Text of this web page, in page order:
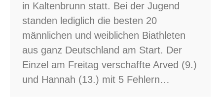
in Kaltenbrunn statt. Bei der Jugend
standen lediglich die besten 20
männlichen und weiblichen Biathleten
aus ganz Deutschland am Start. Der
Einzel am Freitag verschaffte Arved (9.)
und Hannah (13.) mit 5 Fehlern…